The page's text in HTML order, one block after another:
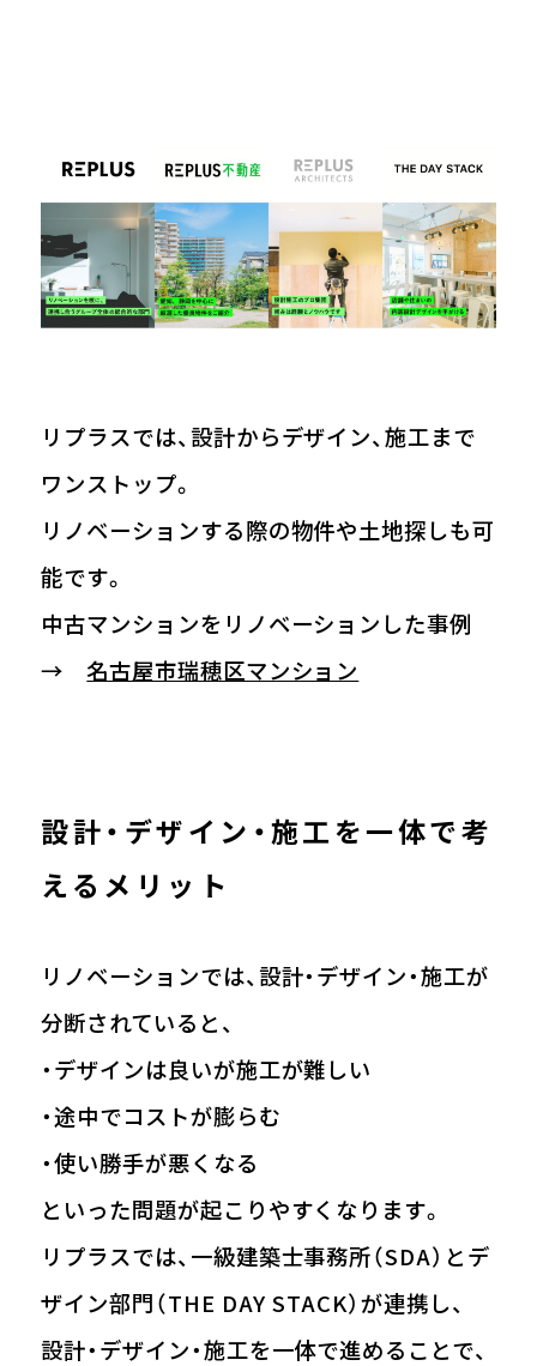
リプラスでは、設計からデザイン、施工まで
ワンストップ。
リノベーションする際の物件や土地探しも可
能です。
中古マンションをリノベーションした事例
→ 名古屋市瑞穂区マンション
設計・デザイン・施工を一体で考
えるメリット
リノベーションでは、設計・デザイン・施工が
分断されていると、
・デザインは良いが施工が難しい
・途中でコストが膨らむ
・使い勝手が悪くなる
といった問題が起こりやすくなります。
リプラスでは、一級建築士事務所（SDA）とデ
ザイン部門（THE DAY STACK）が連携し、
設計・デザイン・施工を一体で進めることで、